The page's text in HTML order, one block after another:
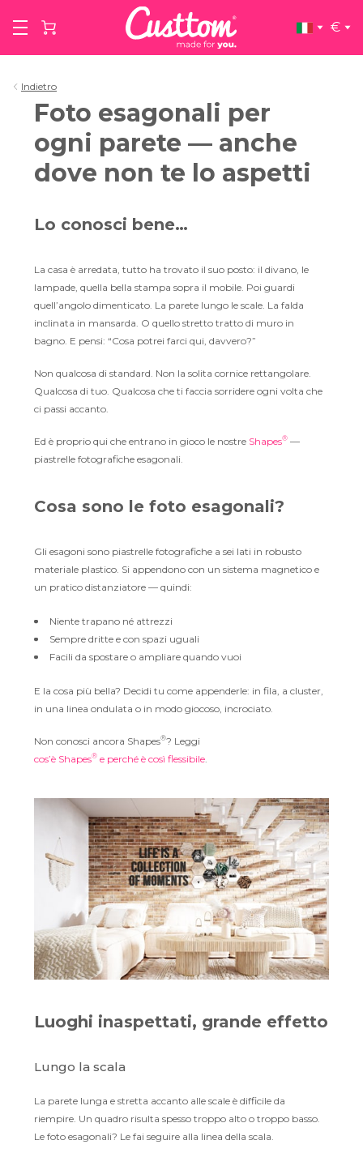
€
Indietro
Foto esagonali per
ogni parete — anche
dove non te lo aspetti
Lo conosci bene…
La casa è arredata, tutto ha trovato il suo posto: il divano, le
lampade, quella bella stampa sopra il mobile. Poi guardi
quell’angolo dimenticato. La parete lungo le scale. La falda
inclinata in mansarda. O quello stretto tratto di muro in
bagno. E pensi: “Cosa potrei farci qui, davvero?”
Non qualcosa di standard. Non la solita cornice rettangolare.
Qualcosa di tuo. Qualcosa che ti faccia sorridere ogni volta che
ci passi accanto.
Ed è proprio qui che entrano in gioco le nostre Shapes® —
piastrelle fotografiche esagonali.
Cosa sono le foto esagonali?
Gli esagoni sono piastrelle fotografiche a sei lati in robusto
materiale plastico. Si appendono con un sistema magnetico e
un pratico distanziatore — quindi:
Niente trapano né attrezzi
Sempre dritte e con spazi uguali
Facili da spostare o ampliare quando vuoi
E la cosa più bella? Decidi tu come appenderle: in fila, a cluster,
in una linea ondulata o in modo giocoso, incrociato.
Non conosci ancora Shapes®? Leggi
cos’è Shapes® e perché è così flessibile.
Luoghi inaspettati, grande effetto
Lungo la scala
La parete lunga e stretta accanto alle scale è difficile da
riempire. Un quadro risulta spesso troppo alto o troppo basso.
Le foto esagonali? Le fai seguire alla linea della scala.